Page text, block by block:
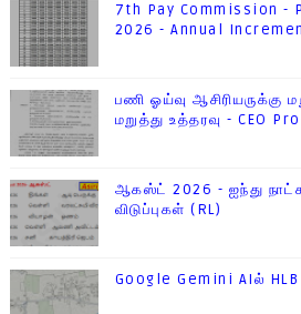
7th Pay Commission -
2026 - Annual
பணி ஓய்வு ஆசிரியருக்கு
மறுத்து உத்தரவு - CEO
ஆகஸ்ட் 2026 - ஐந்து
விடுப்புகள் (RL)
Google Gemini AIல்